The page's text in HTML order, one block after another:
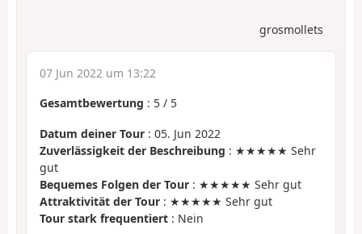
grosmollets
07 Jun 2022 um 13:22
Gesamtbewertung : 5 / 5
Datum deiner Tour : 05. Jun 2022
Zuverlässigkeit der Beschreibung : ★★★★★ Sehr
gut
Bequemes Folgen der Tour : ★★★★★ Sehr gut
Attraktivität der Tour : ★★★★★ Sehr gut
Tour stark frequentiert : Nein